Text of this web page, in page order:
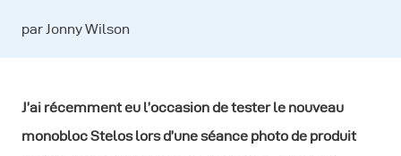
par Jonny Wilson
J’ai récemment eu l’occasion de tester le nouveau
monobloc Stelos lors d’une séance photo de produit